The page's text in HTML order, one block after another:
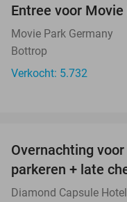
Entree voor
Movie Park Germany
Bottrop
Verkocht: 5.732
Overnachting
parkeren + late
Diamond Capsule